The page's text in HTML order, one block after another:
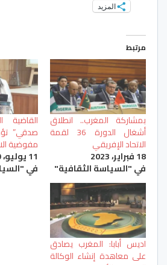
المزيد
مرتبط
بمشاركة المغرب.. انطلاق
أشغال الدورة 36 لقمة
الاتحاد الإفريقي
18 فبراير، 2023
في "السياسة الثقافية"
القاضية
صدقي”
مفوضية
11 يوليو، 2019
في
اديس أبابا: المغرب يصادق
على معاهدة إنشاء الوكالة